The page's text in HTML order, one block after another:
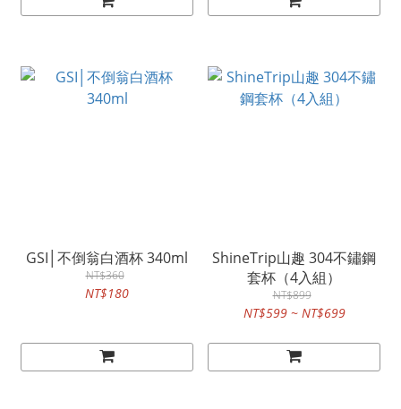
GSI│不倒翁白酒杯 340ml
NT$360
NT$180
ShineTrip山趣 304不鏽鋼
套杯（4入組）
NT$899
NT$599 ~ NT$699